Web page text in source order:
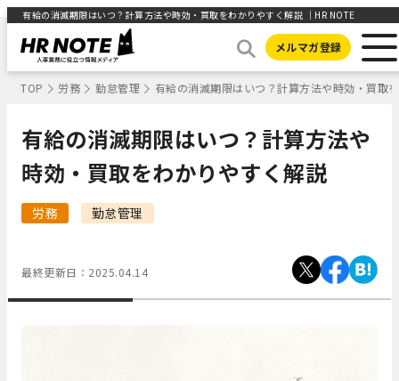
有給の消滅期限はいつ？計算方法や時効・買取をわかりやすく解説 ｜HR NOTE
メルマガ登録
TOP 労務 勤怠管理 有給の消滅期限はいつ？計算方法や時効・買取
有給の消滅期限はいつ？計算方法や
時効・買取をわかりやすく解説
労務 勤怠管理
最終更新日： 2025.04.14